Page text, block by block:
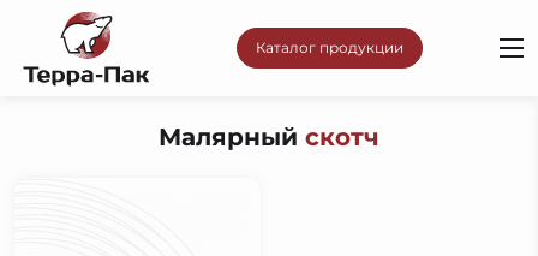
Каталог продукции
Малярный скотч